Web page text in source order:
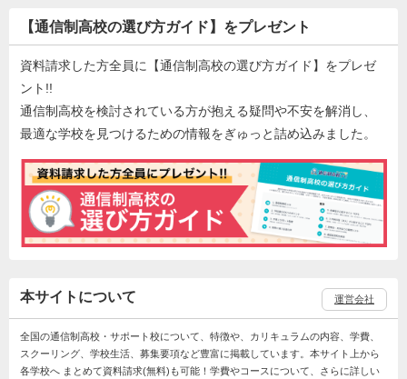
【通信制高校の選び方ガイド】をプレゼント
資料請求した方全員に【通信制高校の選び方ガイド】をプレゼ
ント!!
通信制高校を検討されている方が抱える疑問や不安を解消し、
最適な学校を見つけるための情報をぎゅっと詰め込みました。
本サイトについて 運営会社
全国の通信制高校・サポート校について、特徴や、カリキュラムの内容、学費、
スクーリング、学校生活、募集要項など豊富に掲載しています。本サイト上から
各学校へ まとめて資料請求(無料)も可能！学費やコースについて、さらに詳しい